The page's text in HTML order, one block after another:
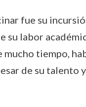
fue su
su labor
tiempo,
de su